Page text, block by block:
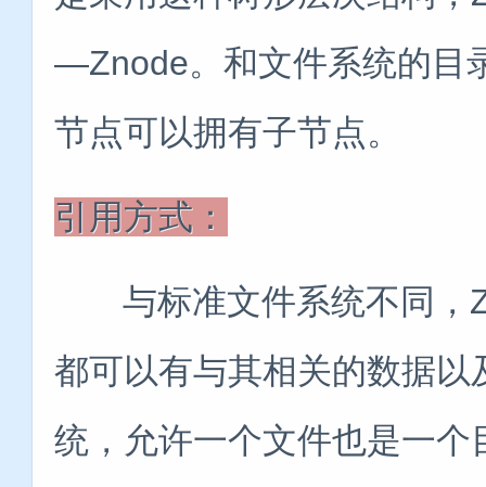
—Znode。和文件系统的目
节点可以拥有子节点。
引用方式：
与标准文件系统不同，
都可以有与其相关的数据
统，允许一个文件也是一